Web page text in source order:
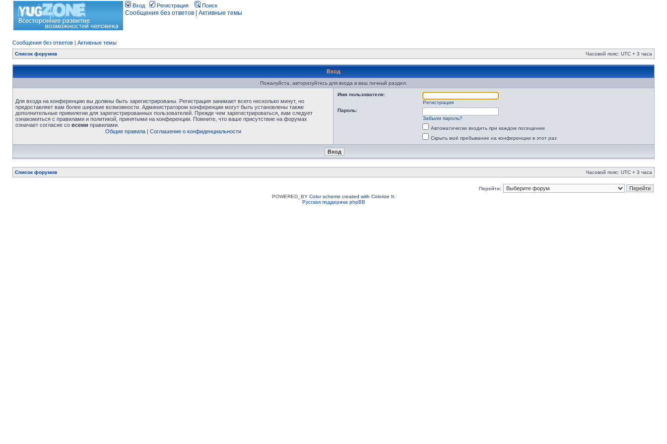
Вход Регистрация Поиск
Сообщения без ответов Активные темы
Сообщения без ответов | Активные темы
Список форумов Часовой пояс: UTC + 3 часа
Вход
Пожалуйста, авторизуйтесь для входа в ваш личный раздел.
Для входа на конференцию вы должны быть зарегистрированы. Регистрация занимает всего несколько минут, но
предоставляет вам более широкие возможности. Администратором конференции могут быть установлены также
дополнительные привилегии для зарегистрированных пользователей. Прежде чем зарегистрироваться, вам следует
ознакомиться с правилами и политикой, принятыми на конференции. Помните, что ваше присутствие на форумах
означает согласие со всеми правилами.
Общие правила| Соглашение о конфиденциальности
Имя пользователя:
Регистрация
Пароль:
Забыли пароль?
Автоматически входить при каждом посещении
Скрыть моё пребывание на конференции в этот раз
Список форумов Часовой пояс: UTC + 3 часа
Перейти:
POWERED_BY Color scheme created with Colorize It.
Русская поддержка phpBB